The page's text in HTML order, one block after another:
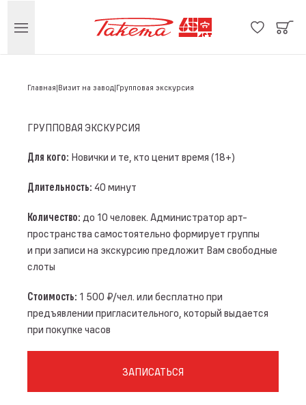
Главная Визит на завод Групповая экскурсия
ГРУППОВАЯ ЭКСКУРСИЯ
Для кого: Новички и те, кто ценит время (18+)
Длительность: 40 минут
Количество: до 10 человек. Администратор арт-
пространства самостоятельно формирует группы
и при записи на экскурсию предложит Вам свободные
слоты
Стоимость: 1 500 ₽/чел. или бесплатно при
предъявлении пригласительного, который выдается
при покупке часов
ЗАПИСАТЬСЯ